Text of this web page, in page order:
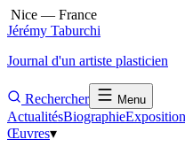
Nice — France
Jérémy Taburchi
Journal d'un artiste plasticien
Rechercher Menu
ActualitésBiographie
Œuvres▾